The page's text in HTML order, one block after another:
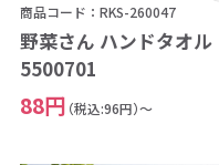
商品コード：RKS-260047
野菜さん ハンドタオル
5500701
88円 （税込:96円）～